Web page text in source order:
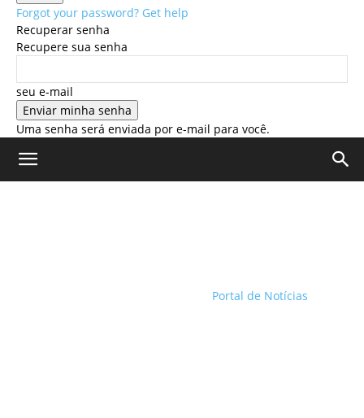
Forgot your password? Get help
Recuperar senha
Recupere sua senha
seu e-mail
Uma senha será enviada por e-mail para você.
Portal de Notícias